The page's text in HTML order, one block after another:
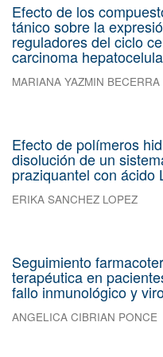
Efecto de los
tánico sobre la
reguladores del ciclo
carcinoma
MARIANA YAZMIN
Efecto de polímeros
disolución de un
praziquantel con ácido
ERIKA SANCHEZ LOPEZ
Seguimiento
terapéutica en
fallo inmunológico y
ANGELICA CIBRIAN PONCE